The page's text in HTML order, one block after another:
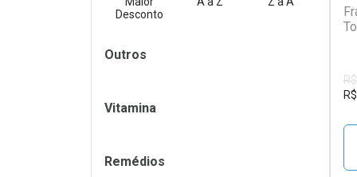
R$
Desconto
Filtros
Outros
Vitamina
Remédios